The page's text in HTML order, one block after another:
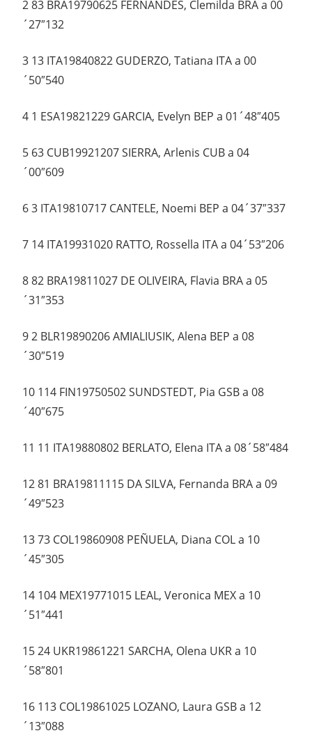
2 83 BRA19790625 FERNANDES, Clemilda BRA a 00
´27″132
3 13 ITA19840822 GUDERZO, Tatiana ITA a 00
´50″540
4 1 ESA19821229 GARCIA, Evelyn BEP a 01´48″405
5 63 CUB19921207 SIERRA, Arlenis CUB a 04
´00″609
6 3 ITA19810717 CANTELE, Noemi BEP a 04´37″337
7 14 ITA19931020 RATTO, Rossella ITA a 04´53″206
8 82 BRA19811027 DE OLIVEIRA, Flavia BRA a 05
´31″353
9 2 BLR19890206 AMIALIUSIK, Alena BEP a 08
´30″519
10 114 FIN19750502 SUNDSTEDT, Pia GSB a 08
´40″675
11 11 ITA19880802 BERLATO, Elena ITA a 08´58″484
12 81 BRA19811115 DA SILVA, Fernanda BRA a 09
´49″523
13 73 COL19860908 PEÑUELA, Diana COL a 10
´45″305
14 104 MEX19771015 LEAL, Veronica MEX a 10
´51″441
15 24 UKR19861221 SARCHA, Olena UKR a 10
´58″801
16 113 COL19861025 LOZANO, Laura GSB a 12
´13″088